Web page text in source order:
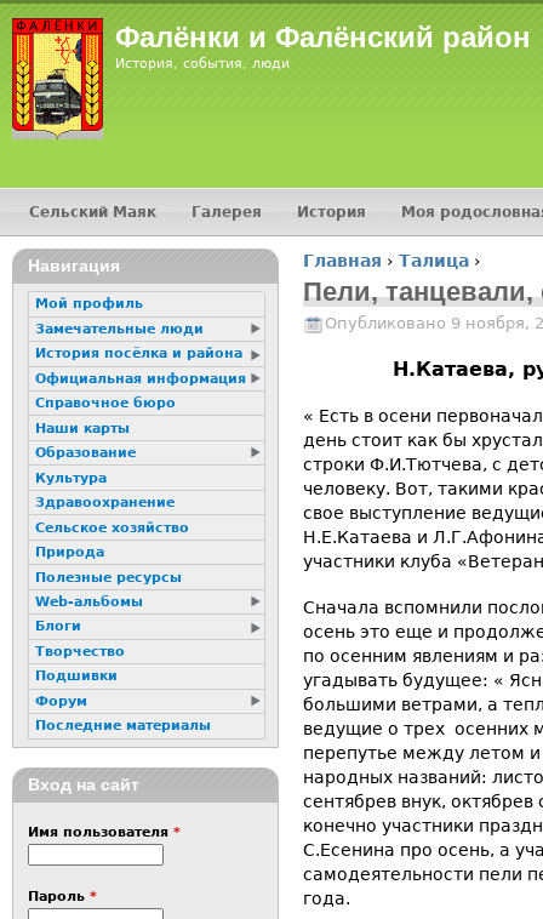
Фалёнки и Фалёнский район
История, события, люди
Вы здесь
Главная › Талица ›
Пели, танцевали,
Опубликовано 9 ноября,
Н.Катаева,
« Есть в осени
день стоит как бы
строки Ф.И.Тютчева, с
человеку. Вот, такими
свое выступление
Н.Е.Катаева и
участники клуба
Сначала вспомнили
осень это еще и
по осенним явлениям и
угадывать будущее: «
большими ветрами, а
ведущие о трех осенних
перепутье между летом
народных названий:
сентябрев внук,
конечно участники
С.Есенина про осень, а
самодеятельности пели
года.
Главное меню
Сельский Маяк Галерея История Моя
16+
Навигация
Мой профиль
Замечательные люди
История посёлка и района
Официальная информация
Справочное бюро
Наши карты
Образование
Культура
Здравоохранение
Сельское хозяйство
Природа
Полезные ресурсы
Web-альбомы
Блоги
Творчество
Подшивки
Форум
Последние материалы
Вход на сайт
Имя пользователя *
Пароль *